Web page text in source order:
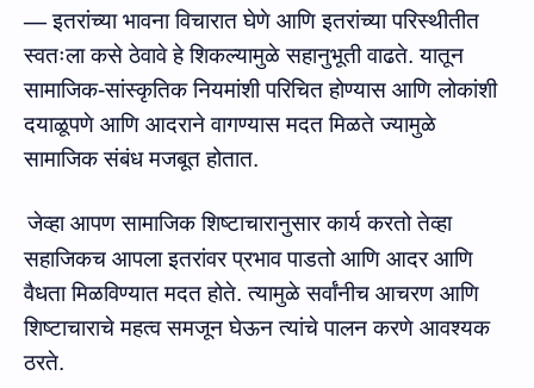
—इतरांच्या भावना विचारात घेणे आणि इतरांच्या परिस्‍थीतीत
स्वतःला कसे ठेवावे हे शिकल्‍यामुळे सहानुभूती वाढते. यातून
सामाजिक-सांस्कृतिक नियमांशी परिचित होण्यास आणि लोकांशी
दयाळूपणे आणि आदराने वागण्यास मदत मिळते ज्‍यामुळे
सामाजिक संबंध मजबूत होतात.
जेव्हा आपण सामाजिक शिष्‍टाचारानुसार कार्य करतो तेव्हा
सहाजिकच आपला इतरांवर प्रभाव पाडतो आणि आदर आणि
वैधता मिळविण्यात मदत होते. त्‍यामुळे सर्वांनीच आचरण आणि
शिष्‍टाचाराचे महत्‍व समजून घेऊन त्‍यांचे पालन करणे आवश्‍यक
ठरते.